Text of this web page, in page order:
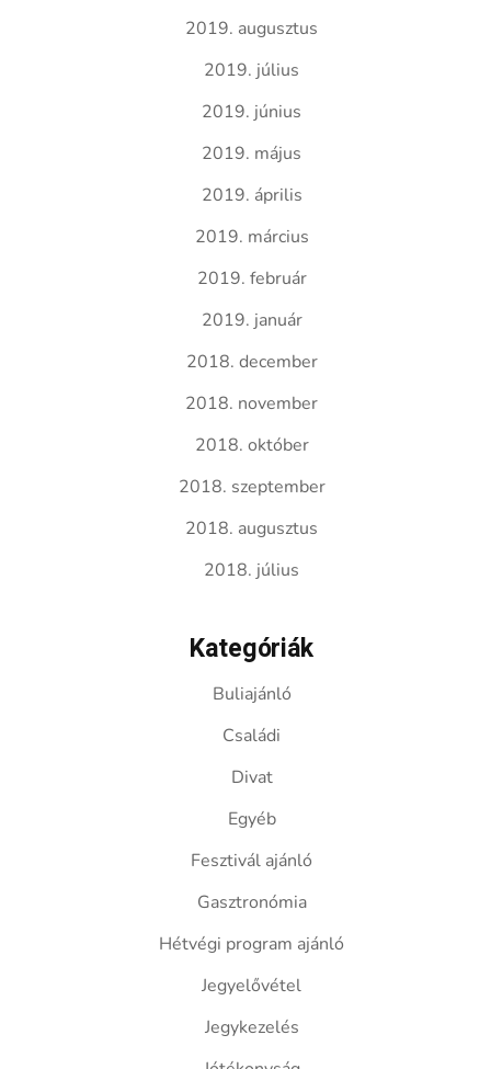
2019. augusztus
2019. július
2019. június
2019. május
2019. április
2019. március
2019. február
2019. január
2018. december
2018. november
2018. október
2018. szeptember
2018. augusztus
2018. július
Kategóriák
Buliajánló
Családi
Divat
Egyéb
Fesztivál ajánló
Gasztronómia
Hétvégi program ajánló
Jegyelővétel
Jegykezelés